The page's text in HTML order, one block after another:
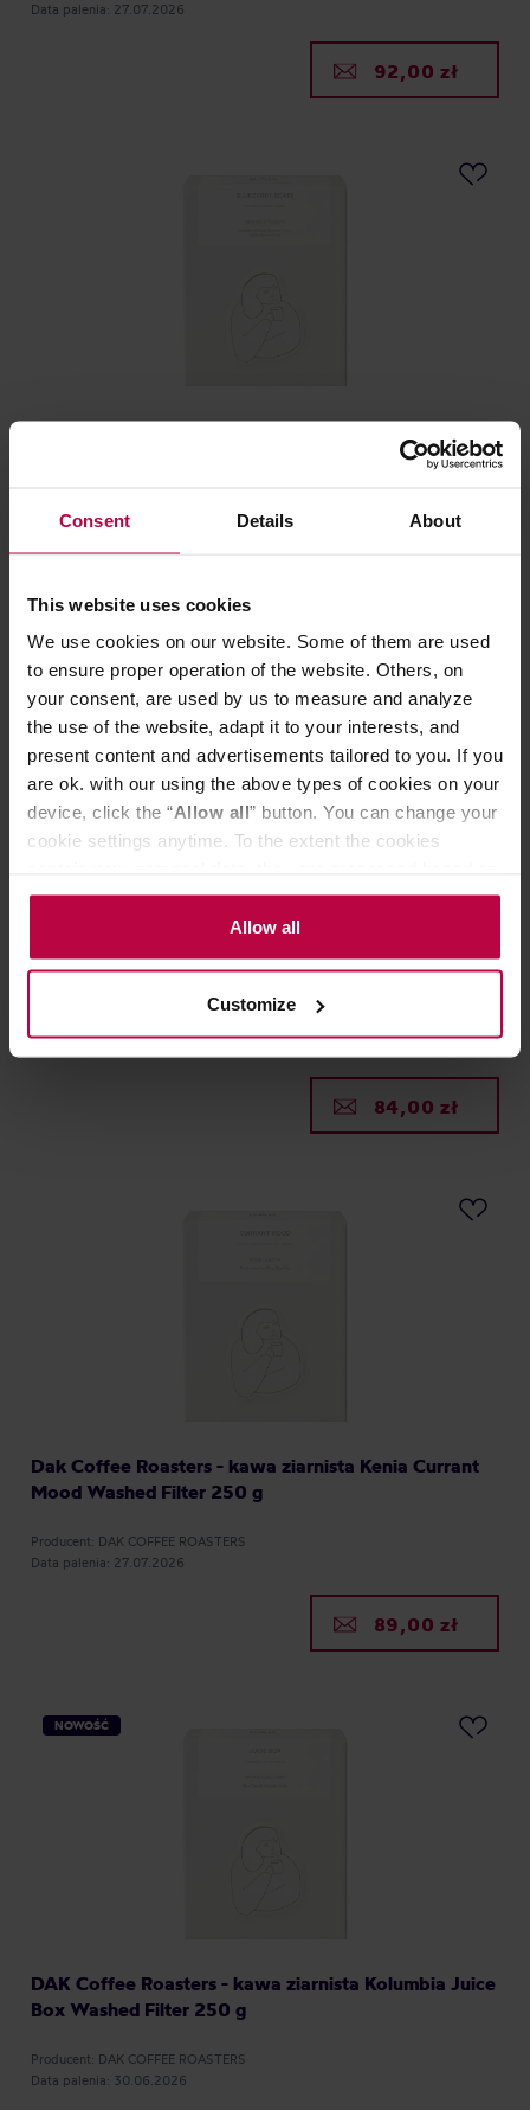
Consent Details About
This website uses cookies
We use cookies on our website. Some of them are used
to ensure proper operation of the website. Others, on
your consent, are used by us to measure and analyze
the use of the website, adapt it to your interests, and
present content and advertisements tailored to you. If you
are ok. with our using the above types of cookies on your
device, click the “Allow all” button. You can change your
cookie settings anytime. To the extent the cookies
the controller’s (namely, ALL GOOD S.A., ul.
Mazowiecka 24I/U9, 78-100 Kołobrzeg) or third parties’
legitimate interests which are to ensure a high quality of
activities of the controller and authorized entities. More
information about cookies and the personal data
Allow all
Customize
Data palenia: 27.07.2026
92,00 zł
Blueberry Beats Anearobic Natural Filter 250 g
Washed Filter 250 g
84,00 zł
Dak Coffee Roasters - kawa ziarnista Kenia Currant
Mood Washed Filter 250 g
Producent: DAK COFFEE ROASTERS
Data palenia: 27.07.2026
89,00 zł
NOWOŚĆ
DAK Coffee Roasters - kawa ziarnista Kolumbia Juice
Box Washed Filter 250 g
Producent: DAK COFFEE ROASTERS
Data palenia: 30.06.2026